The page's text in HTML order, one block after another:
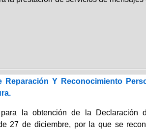
Reparación Y Reconocimiento
la obtención de la Declaración
27 de diciembre, por la que se